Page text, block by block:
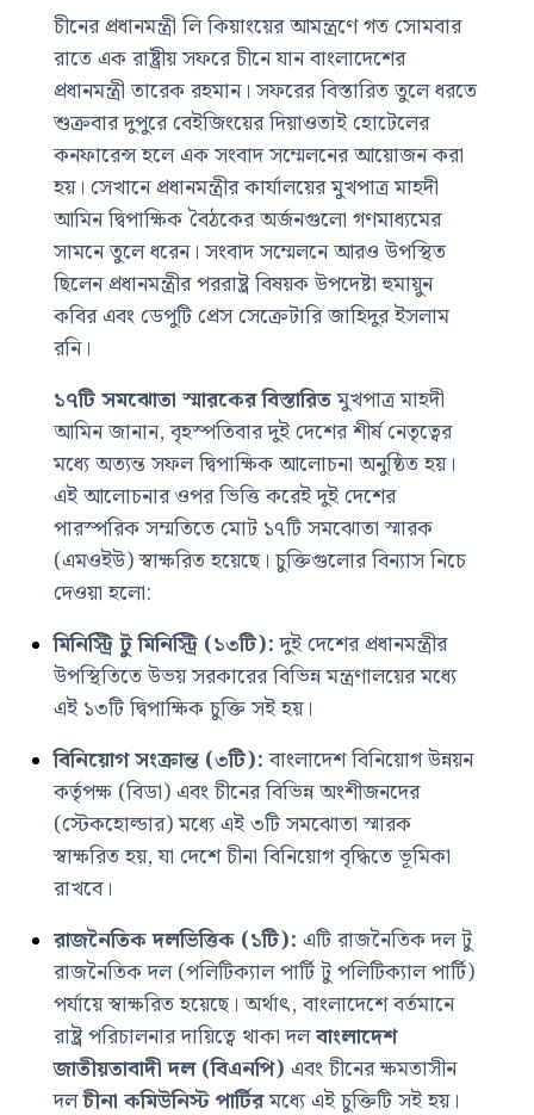
চীনের প্রধানমন্ত্রী লি কিয়াংয়ের আমন্ত্রণে গত সোমবার
রাতে এক রাষ্ট্রীয় সফরে চীনে যান বাংলাদেশের
প্রধানমন্ত্রী তারেক রহমান। সফরের বিস্তারিত তুলে ধরতে
শুক্রবার দুপুরে বেইজিংয়ের দিয়াওতাই হোটেলের
কনফারেন্স হলে এক সংবাদ সম্মেলনের আয়োজন করা
হয়। সেখানে প্রধানমন্ত্রীর কার্যালয়ের মুখপাত্র মাহদী
আমিন দ্বিপাক্ষিক বৈঠকের অর্জনগুলো গণমাধ্যমের
সামনে তুলে ধরেন। সংবাদ সম্মেলনে আরও উপস্থিত
ছিলেন প্রধানমন্ত্রীর পররাষ্ট্র বিষয়ক উপদেষ্টা হুমায়ুন
কবির এবং ডেপুটি প্রেস সেক্রেটারি জাহিদুর ইসলাম
রনি।
১৭টি সমঝোতা স্মারকের বিস্তারিতমুখপাত্র মাহদী
আমিন জানান, বৃহস্পতিবার দুই দেশের শীর্ষ নেতৃত্বের
মধ্যে অত্যন্ত সফল দ্বিপাক্ষিক আলোচনা অনুষ্ঠিত হয়।
এই আলোচনার ওপর ভিত্তি করেই দুই দেশের
পারস্পরিক সম্মতিতে মোট ১৭টি সমঝোতা স্মারক
(এমওইউ) স্বাক্ষরিত হয়েছে। চুক্তিগুলোর বিন্যাস নিচে
দেওয়া হলো:
মিনিস্ট্রি টু মিনিস্ট্রি (১৩টি):দুই দেশের প্রধানমন্ত্রীর
উপস্থিতিতে উভয় সরকারের বিভিন্ন মন্ত্রণালয়ের মধ্যে
এই ১৩টি দ্বিপাক্ষিক চুক্তি সই হয়।
বিনিয়োগ সংক্রান্ত (৩টি):বাংলাদেশ বিনিয়োগ উন্নয়ন
কর্তৃপক্ষ (বিডা) এবং চীনের বিভিন্ন অংশীজনদের
(স্টেকহোল্ডার) মধ্যে এই ৩টি সমঝোতা স্মারক
স্বাক্ষরিত হয়, যা দেশে চীনা বিনিয়োগ বৃদ্ধিতে ভূমিকা
রাখবে।
রাজনৈতিক দলভিত্তিক (১টি): এটি রাজনৈতিক দল টু
রাজনৈতিক দল (পলিটিক্যাল পার্টি টু পলিটিক্যাল পার্টি)
পর্যায়ে স্বাক্ষরিত হয়েছে। অর্থাৎ, বাংলাদেশে বর্তমানে
রাষ্ট্র পরিচালনার দায়িত্বে থাকা দলবাংলাদেশ
জাতীয়তাবাদী দল (বিএনপি) এবং চীনের ক্ষমতাসীন
দলচীনা কমিউনিস্ট পার্টিরমধ্যে এই চুক্তিটি সই হয়।